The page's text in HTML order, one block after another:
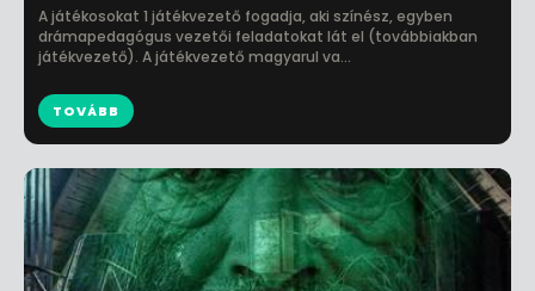
A játékosokat 1 játékvezető fogadja, aki színész, egyben
drámapedagógus vezetői feladatokat lát el (továbbiakban
játékvezető). A játékvezető magyarul va...
TOVÁBB